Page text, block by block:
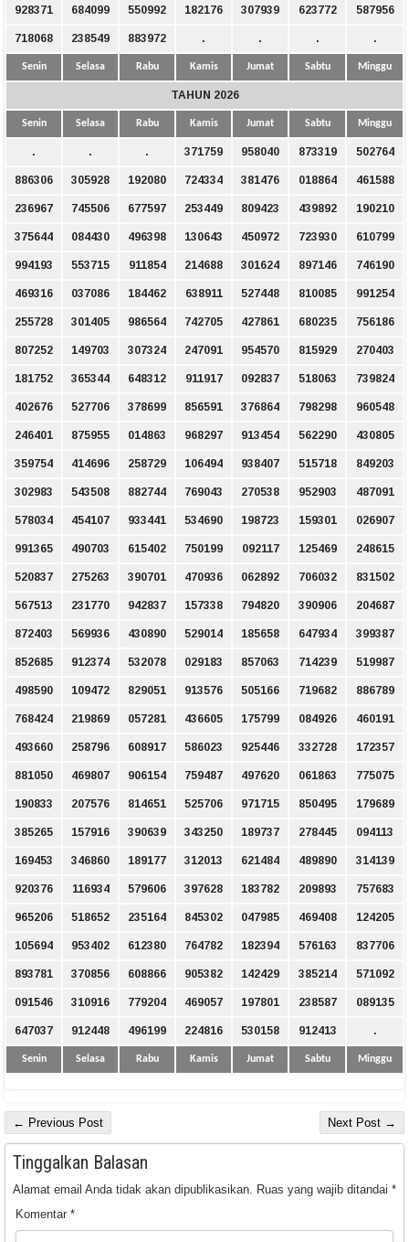
928371 684099 550992 182176 307939 623772 587956
718068 238549 883972 . . . .
Senin Selasa Rabu Kamis Jumat Sabtu Minggu
TAHUN 2026
Senin Selasa Rabu Kamis Jumat Sabtu Minggu
. . . 371759 958040 873319 502764
886306 305928 192080 724334 381476 018864 461588
236967 745506 677597 253449 809423 439892 190210
375644 084430 496398 130643 450972 723930 610799
994193 553715 911854 214688 301624 897146 746190
469316 037086 184462 638911 527448 810085 991254
255728 301405 986564 742705 427861 680235 756186
807252 149703 307324 247091 954570 815929 270403
181752 365344 648312 911917 092837 518063 739824
402676 527706 378699 856591 376864 798298 960548
246401 875955 014863 968297 913454 562290 430805
359754 414696 258729 106494 938407 515718 849203
302983 543508 882744 769043 270538 952903 487091
578034 454107 933441 534690 198723 159301 026907
991365 490703 615402 750199 092117 125469 248615
520837 275263 390701 470936 062892 706032 831502
567513 231770 942837 157338 794820 390906 204687
872403 569936 430890 529014 185658 647934 399387
852685 912374 532078 029183 857063 714239 519987
498590 109472 829051 913576 505166 719682 886789
768424 219869 057281 436605 175799 084926 460191
493660 258796 608917 586023 925446 332728 172357
881050 469807 906154 759487 497620 061863 775075
190833 207576 814651 525706 971715 850495 179689
385265 157916 390639 343250 189737 278445 094113
169453 346860 189177 312013 621484 489890 314139
920376 116934 579606 397628 183782 209893 757683
965206 518652 235164 845302 047985 469408 124205
105694 953402 612380 764782 182394 576163 837706
893781 370856 608866 905382 142429 385214 571092
091546 310916 779204 469057 197801 238587 089135
647037 912448 496199 224816 530158 912413 .
Senin Selasa Rabu Kamis Jumat Sabtu Minggu
← Previous Post Next Post →
Tinggalkan Balasan
Alamat email Anda tidak akan dipublikasikan. Ruas yang wajib ditandai *
Komentar *